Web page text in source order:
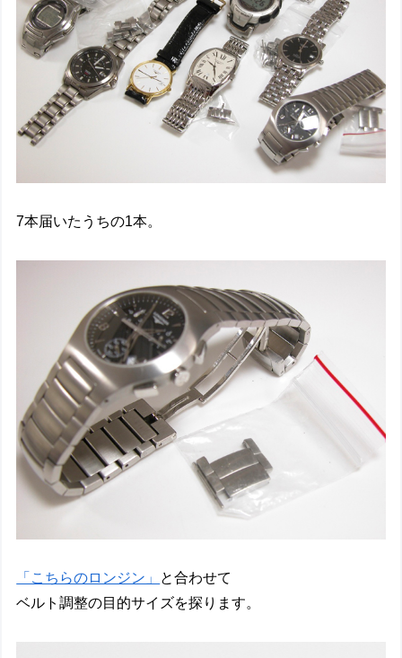
7本届いたうちの1本。
「こちらのロンジン」
と合わせて
ベルト調整の目的サイズを探ります。